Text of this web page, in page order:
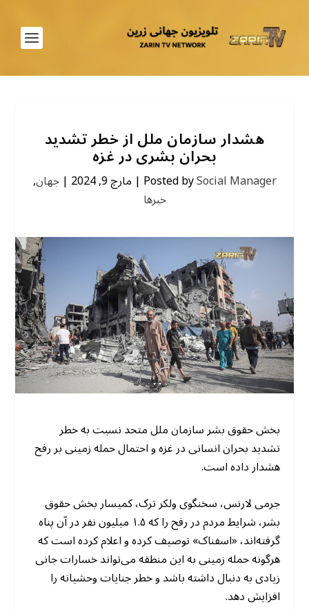
هشدار سازمان ملل از خطر تشدید
بحران بشری در غزه
Posted bySocial Manager
| مارچ 9, 2024 |جهان,
خبرها
بخش حقوق بشر سازمان ملل متحد نسبت به خطر
تشدید بحران انسانی در غزه و احتمال حمله زمینی بر رفح
هشدار داده است.
جرمی لارنس، سخنگوی ولکر ترک، کمیسار بخش حقوق
بشر، شرایط مردم در رفح را که ۱.۵ میلیون نفر در آن پناه
گرفته‌اند، «اسفناک» توصیف کرده و اعلام کرده است که
هرگونه حمله زمینی به این منطقه می‌تواند خسارات جانی
زیادی به دنبال داشته باشد و خطر جنایات وحشیانه را
افزایش دهد.